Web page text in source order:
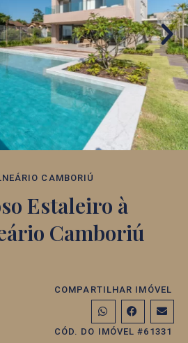
CAMBORIÚ
Estaleiro à
Camboriú
COMPARTILHAR IMÓVEL
CÓD. DO IMÓVEL #61331